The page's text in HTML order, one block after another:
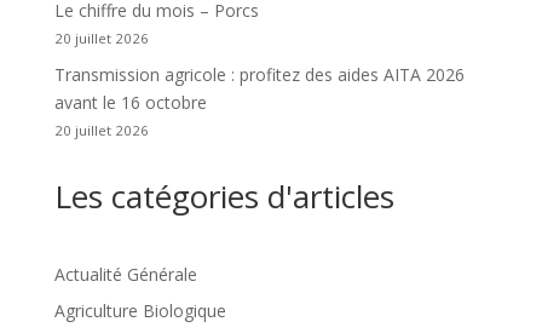
Le chiffre du mois – Porcs
20 juillet 2026
Transmission agricole : profitez des aides AITA 2026
avant le 16 octobre
20 juillet 2026
Les catégories d'articles
Actualité Générale
Agriculture Biologique